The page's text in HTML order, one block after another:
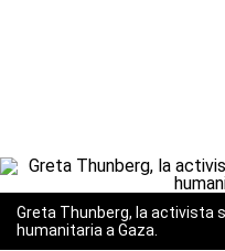
Greta Thunberg, la activista
humanitaria a Gaza.